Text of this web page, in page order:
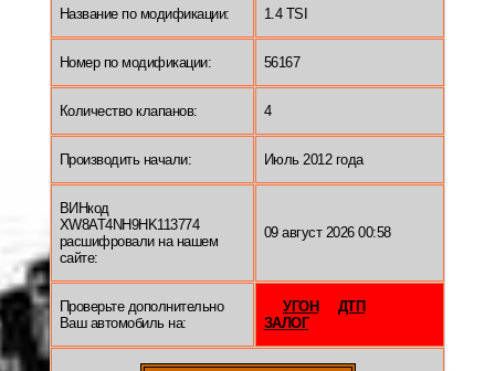
Название по модификации: 1.4 TSI
Номер по модификации: 56167
Количество клапанов: 4
Производить начали: Июль 2012 года
ВИНкод
XW8AT4NH9HK113774
расшифровали на нашем
сайте:
09 август 2026 00:58
Проверьте дополнительно
Ваш автомобиль на:
УГОН
ДТП
ЗАЛОГ